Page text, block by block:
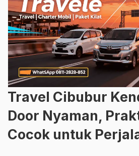
Travel Cibubur
Door Nyaman,
Cocok untuk